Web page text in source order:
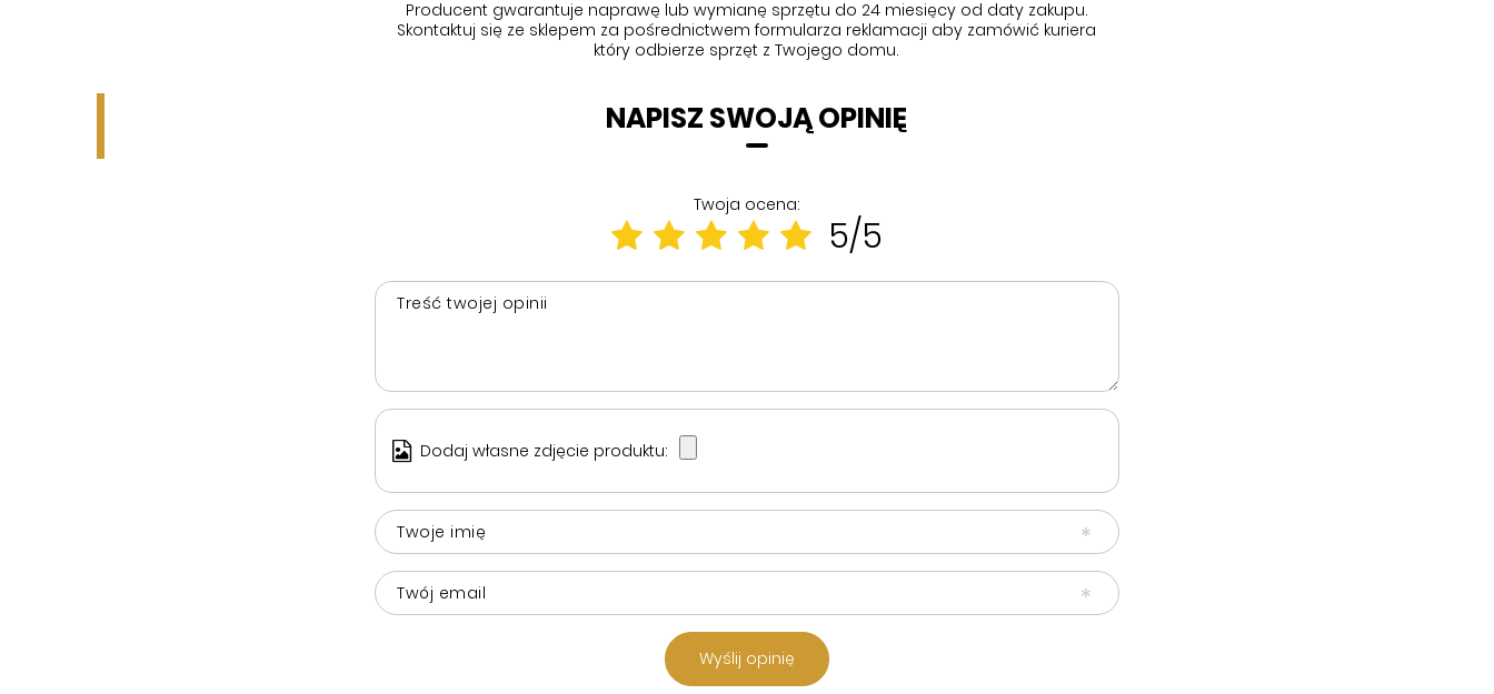
Producent gwarantuje naprawę lub wymianę sprzętu do 24 miesięcy od daty zakupu.
Skontaktuj się ze sklepem za pośrednictwem formularza reklamacji aby zamówić kuriera
który odbierze sprzęt z Twojego domu.
NAPISZ SWOJĄ OPINIĘ
Twoja ocena:
5/5
Treść twojej opinii
Dodaj własne zdjęcie produktu:
Twoje imię
Twój email
Wyślij opinię